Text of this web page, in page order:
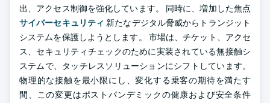
出、アクセス制御を強化しています。 同時に、増加した焦点
サイバーセキュリティ 新たなデジタル脅威からトランジット
システムを保護しようとします。 市場は、チケット、アクセ
ス、セキュリティチェックのために実装されている無接触シ
ステムで、タッチレスソリューションにシフトしています。
物理的な接触を最小限にし、変化する乗客の期待を満たす
間、この変更はポストパンデミックの健康および安全条件